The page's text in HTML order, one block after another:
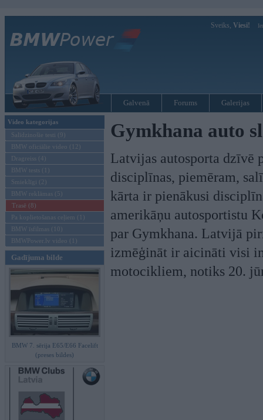
Sveiks, Viesi!
Galvenā Forums Galerijas
Video kategorijas
Salīdzinošie testi (9)
BMW oficiālie video (12)
Dragreiss (4)
BMW tests (1)
Smieklīgi (2)
BMW reklāmas (5)
Trasē (8)
Pa koplietošanas ceļiem (1)
BMW īsfilmas (10)
BMWPower.lv video (1)
Gadījuma bilde
BMW 7. sērija E65/E66 Facelift
(preses bildes)
Gymkhana auto
Latvijas autosporta dzīvē
disciplīnas, piemēram,
kārta ir pienākusi
amerikāņu autosportistu
par Gymkhana. Latvijā
izmēģināt ir aicināti visi
motocikliem, notiks 20.